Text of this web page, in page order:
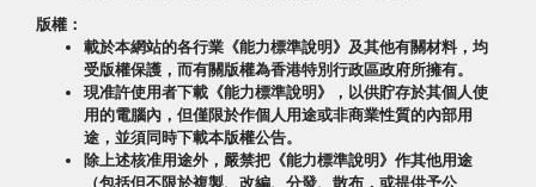
版權：
載於本網站的各行業《能力標準說明》及其他有關材料，均
受版權保護，而有關版權為香港特別行政區政府所擁有。
現准許使用者下載《能力標準說明》，以供貯存於其個人使
用的電腦內，但僅限於作個人用途或非商業性質的內部用
途，並須同時下載本版權公告。
除上述核准用途外，嚴禁把《能力標準說明》作其他用途
（包括但不限於複製、改編、分發、散布，或提供予公